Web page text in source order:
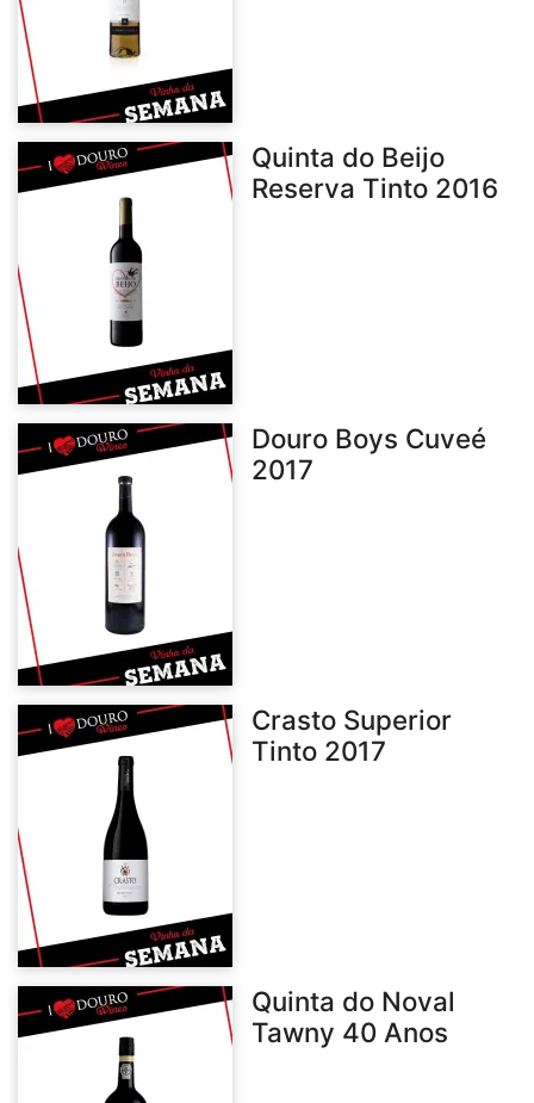
Quinta do Beijo
Reserva Tinto 2016
Douro Boys Cuveé
2017
Crasto Superior
Tinto 2017
Quinta do Noval
Tawny 40 Anos